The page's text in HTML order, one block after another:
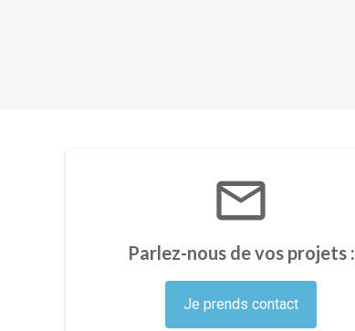
mail_outline
Parlez-nous de vos projets :
Je prends contact